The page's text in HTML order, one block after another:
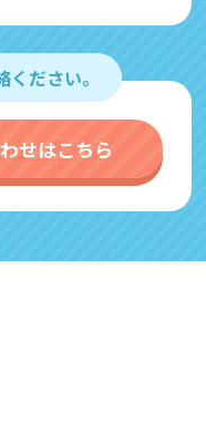
ださい。
せはこちら